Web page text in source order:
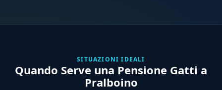
SITUAZIONI IDEALI
Quando Serve una Pensione Gatti a
Pralboino